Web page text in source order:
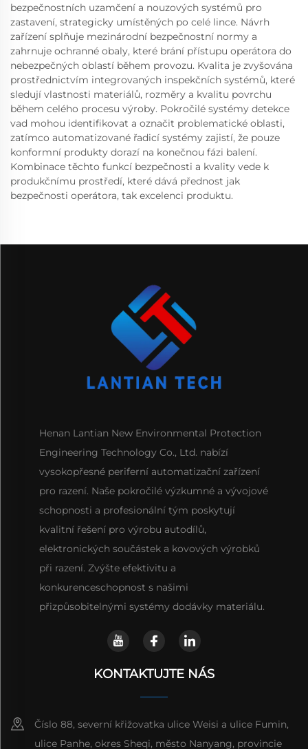
bezpečnostních uzamčení a nouzových systémů pro
zastavení, strategicky umístěných po celé lince. Návrh
zařízení splňuje mezinárodní bezpečnostní normy a
zahrnuje ochranné obaly, které brání přístupu operátora do
nebezpečných oblastí během provozu. Kvalita je zvyšována
prostřednictvím integrovaných inspekčních systémů, které
sledují vlastnosti materiálů, rozměry a kvalitu povrchu
během celého procesu výroby. Pokročilé systémy detekce
vad mohou identifikovat a označit problematické oblasti,
zatímco automatizované řadicí systémy zajistí, že pouze
konformní produkty dorazí na konečnou fázi balení.
Kombinace těchto funkcí bezpečnosti a kvality vede k
produkčnímu prostředí, které dává přednost jak
bezpečnosti operátora, tak excelenci produktu.
Henan Lantian New Environmental Protection
Engineering Technology Co., Ltd. nabízí
vysokopřesné periferní automatizační zařízení
pro razení. Naše pokročilé výzkumné a vývojové
schopnosti a profesionální tým poskytují
kvalitní řešení pro výrobu autodílů,
elektronických součástek a kovových výrobků
při razení. Zvýšte efektivitu a
konkurenceschopnost s našimi
přizpůsobitelnými systémy dodávky materiálu.
KONTAKTUJTE NÁS
Číslo 88, severní křižovatka ulice Weisi a ulice Fumin,
ulice Panhe, okres Sheqi, město Nanyang, provincie